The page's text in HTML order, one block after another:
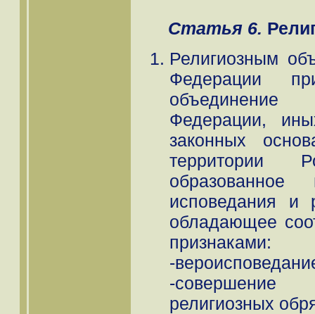
Статья 6.
Религиозным
Федерации
объединение
Федерации,
законных
территории
исповедания и
обладающее
признаками:
-
-совершение
религиозных